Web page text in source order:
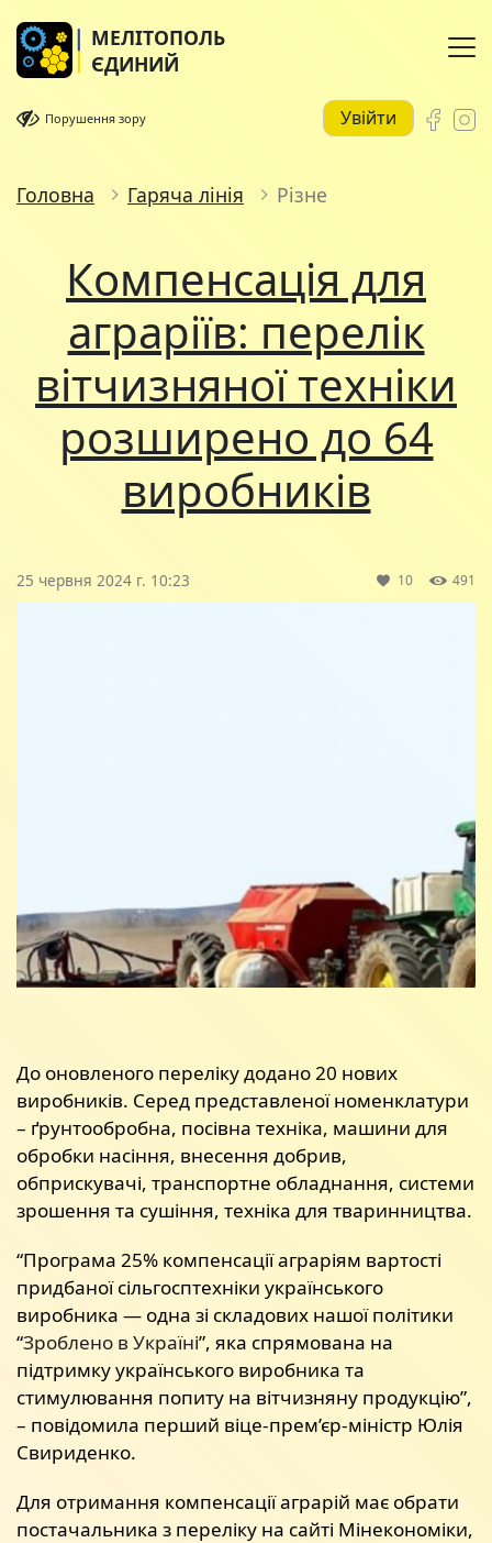
МЕЛІТОПОЛЬ
ЄДИНИЙ
Порушення зору Увійти
Головна Гаряча лінія Різне
Компенсація для
аграріїв: перелік
вітчизняної техніки
розширено до 64
виробників
25 червня 2024 г. 10:23 10 491
До оновленого переліку додано 20 нових
виробників. Серед представленої номенклатури
– ґрунтообробна, посівна техніка, машини для
обробки насіння, внесення добрив,
обприскувачі, транспортне обладнання, системи
зрошення та сушіння, техніка для тваринництва.
“Програма 25% компенсації аграріям вартості
придбаної сільгосптехніки українського
виробника — одна зі складових нашої політики
“Зроблено в Україні”, яка спрямована на
підтримку українського виробника та
стимулювання попиту на вітчизняну продукцію”,
– повідомила перший віце-прем’єр-міністр Юлія
Свириденко.
Для отримання компенсації аграрій має обрати
постачальника з переліку на сайті Мінекономіки,